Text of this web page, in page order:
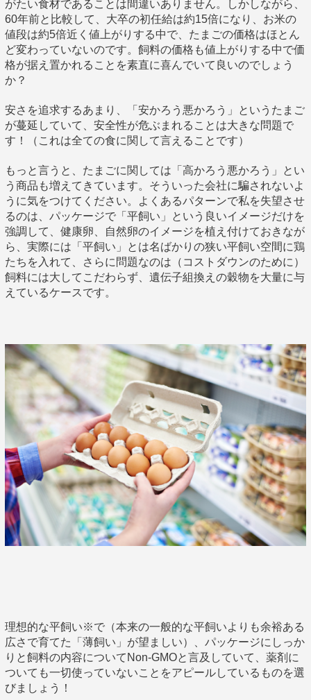
がたい食材であることは間違いありません。しかしながら、
60年前と比較して、大卒の初任給は約15倍になり、お米の
値段は約5倍近く値上がりする中で、たまごの価格はほとん
ど変わっていないのです。飼料の価格も値上がりする中で価
格が据え置かれることを素直に喜んでいて良いのでしょう
か？
安さを追求するあまり、「安かろう悪かろう」というたまご
が蔓延していて、安全性が危ぶまれることは大きな問題で
す！（これは全ての食に関して言えることです）
もっと言うと、たまごに関しては「高かろう悪かろう」とい
う商品も増えてきています。そういった会社に騙されないよ
うに気をつけてください。よくあるパターンで私を失望させ
るのは、パッケージで「平飼い」という良いイメージだけを
強調して、健康卵、自然卵のイメージを植え付けておきなが
ら、実際には「平飼い」とは名ばかりの狭い平飼い空間に鶏
たちを入れて、さらに問題なのは（コストダウンのために）
飼料には大してこだわらず、遺伝子組換えの穀物を大量に与
えているケースです。
理想的な平飼い※で（本来の一般的な平飼いよりも余裕ある
広さで育てた「薄飼い」が望ましい）、パッケージにしっか
りと飼料の内容についてNon-GMOと言及していて、薬剤に
ついても一切使っていないことをアピールしているものを選
びましょう！